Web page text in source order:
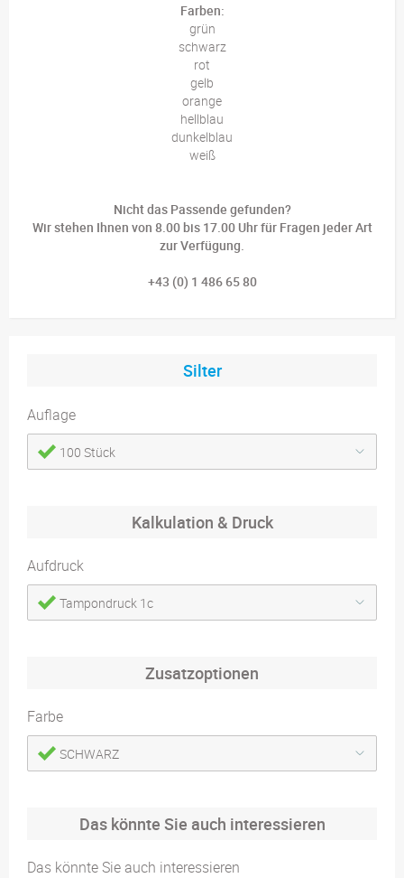
Farben:
grün
schwarz
rot
gelb
orange
hellblau
dunkelblau
weiß
Nicht das Passende gefunden?
Wir stehen Ihnen von 8.00 bis 17.00 Uhr für Fragen jeder Art
zur Verfügung.
+43 (0) 1 486 65 80
Silter
Auflage
100 Stück
Kalkulation & Druck
Aufdruck
Tampondruck 1c
Zusatzoptionen
Farbe
SCHWARZ
Das könnte Sie auch interessieren
Das könnte Sie auch interessieren